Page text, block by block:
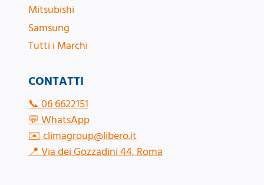
CONTATTI
📞06 6622151
💬WhatsApp
✉️climagroup@libero.it
📍Via dei Gozzadini 44, Roma
Mitsubishi
Samsung
Tutti i Marchi